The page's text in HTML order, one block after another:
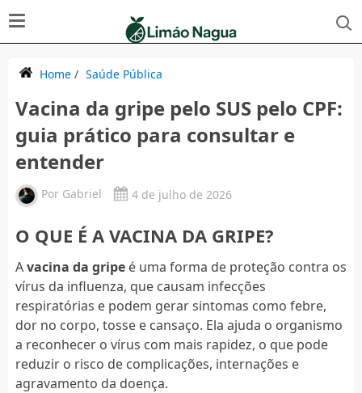
Home/ Saúde Pública
Vacina da gripe pelo SUS pelo CPF:
guia prático para consultar e
entender
Por Gabriel 4 de julho de 2026
O QUE É A VACINA DA GRIPE?
Avacina da gripeé uma forma de proteção contra os
vírus da influenza, que causam infecções
respiratórias e podem gerar sintomas como febre,
dor no corpo, tosse e cansaço. Ela ajuda o organismo
a reconhecer o vírus com mais rapidez, o que pode
reduzir o risco de complicações, internações e
agravamento da doença.